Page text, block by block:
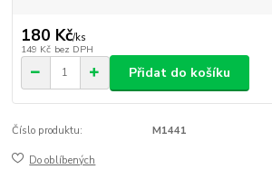
180 Kč/ks
149 Kč bez DPH
Přidat do košíku
Číslo produktu: M1441
Do oblíbených